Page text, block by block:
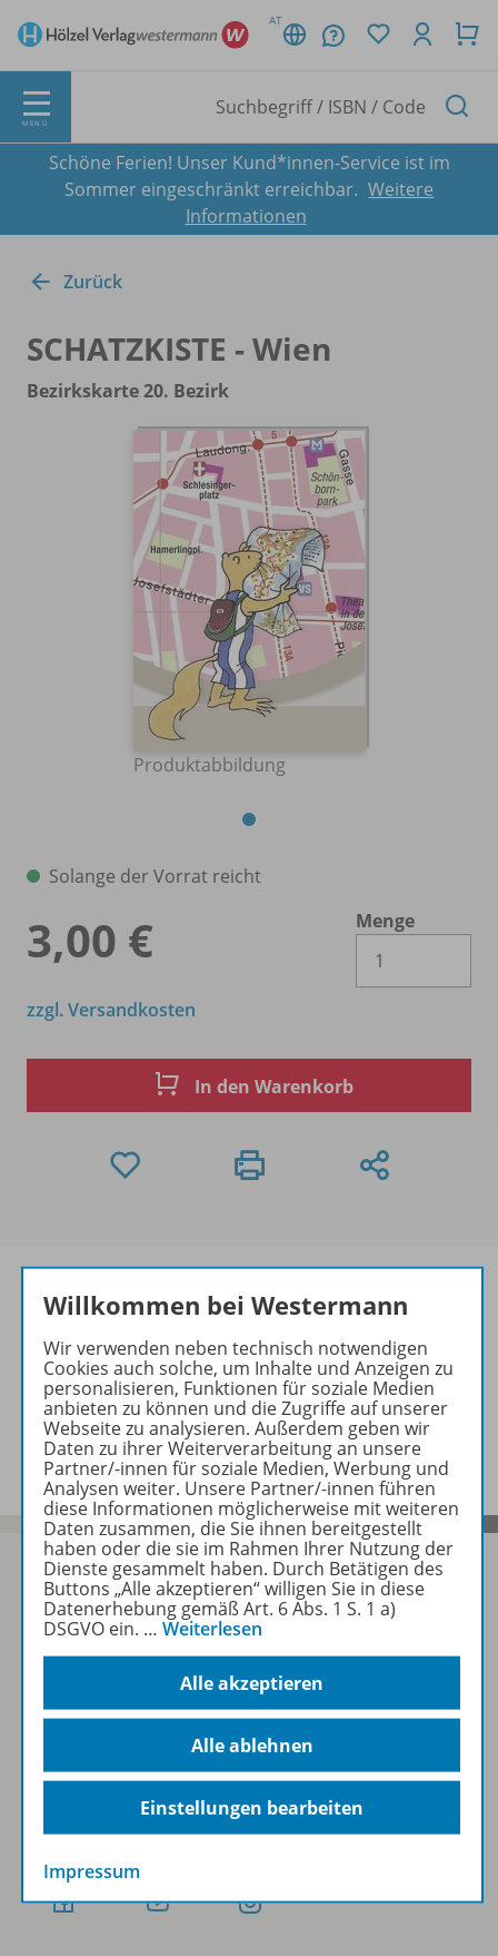
AT
MENÜ
Schöne Ferien! Unser Kund*innen-Service ist im
Sommer eingeschränkt erreichbar. Weitere
Informationen
Zurück
SCHATZKISTE - Wien
Bezirkskarte 20. Bezirk
Produktabbildung
Solange der Vorrat reicht
3,00 €
Menge
zzgl. Versandkosten
In den Warenkorb
Produktinformationen
Zugehörige Produkte
Sofort profitieren
Zum Newsletter anmelden
Folgen Sie uns auf Social Media
Willkommen bei Westermann
Wir verwenden neben technisch notwendigen
Cookies auch solche, um Inhalte und Anzeigen zu
personalisieren, Funktionen für soziale Medien
anbieten zu können und die Zugriffe auf unserer
Webseite zu analysieren. Außerdem geben wir
Daten zu ihrer Weiterverarbeitung an unsere
Partner/-innen für soziale Medien, Werbung und
Analysen weiter. Unsere Partner/-innen führen
diese Informationen möglicherweise mit weiteren
Daten zusammen, die Sie ihnen bereitgestellt
haben oder die sie im Rahmen Ihrer Nutzung der
Dienste gesammelt haben. Durch Betätigen des
Buttons „Alle akzeptieren“ willigen Sie in diese
Datenerhebung gemäß Art. 6 Abs. 1 S. 1 a)
DSGVO ein. … Weiterlesen
Alle akzeptieren
Alle ablehnen
Einstellungen bearbeiten
Impressum